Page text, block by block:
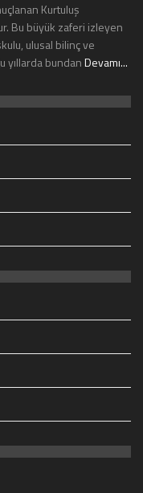
Kurtuluş
Bu büyük zaferi izleyen
ulusal bilinç ve
yıllarda bundanDevamı...